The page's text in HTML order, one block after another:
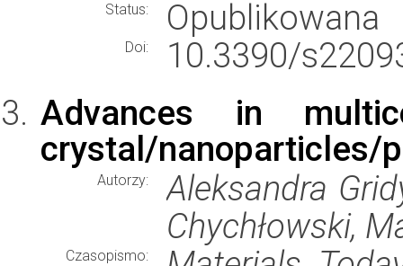
Status: Opublikowana
Doi:
10.3390/
Advances in
crystal/nanoparticles/
Autorzy:
Aleksandra
Chychłowski,
Czasopismo: